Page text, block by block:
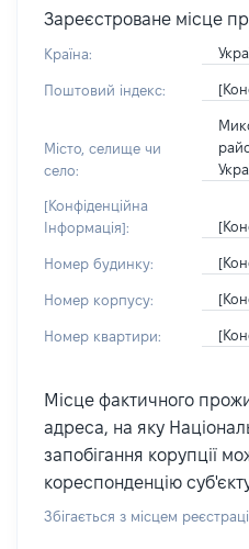
Зареєстроване місце
Країна:
Поштовий індекс:
Місто, селище чи
село:
[Конфіденційна
Інформація]:
Номер будинку:
Номер корпусу:
Номер квартири:
Місце фактичного
адреса, на яку
запобігання корупції
кореспонденцію
Збігається з місцем